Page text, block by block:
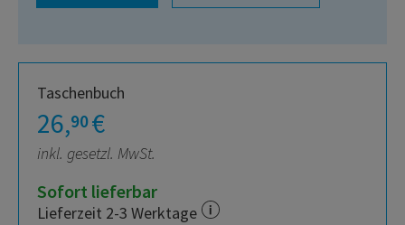
Taschenbuch
26,90€
inkl. gesetzl. MwSt.
Sofort lieferbar
Lieferzeit 2-3 Werktage